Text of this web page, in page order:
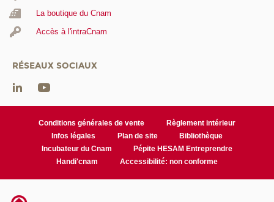
La boutique du Cnam
Accès à l'intraCnam
RÉSEAUX SOCIAUX
Conditions générales de vente
Règlement intérieur
Infos légales
Plan de site
Bibliothèque
Incubateur du Cnam
Pépite HESAM Entreprendre
Handi'cnam
Accessibilité: non conforme